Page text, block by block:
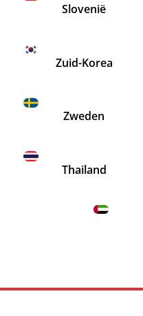
Slovenië
Zuid-Korea
Zweden
Thailand